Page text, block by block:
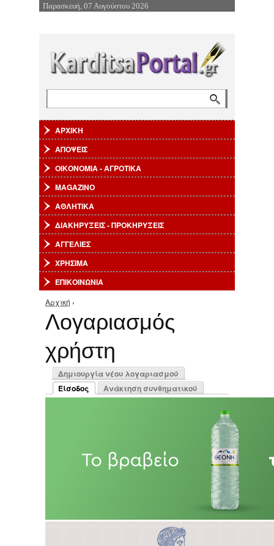
Επιστροφή στην Πλοήγηση
Παρασκευή, 07 Αυγούστου 2026
ΑΡΧΙΚΗ
ΑΠΟΨΕΙΣ
ΟΙΚΟΝΟΜΙΑ - ΑΓΡΟΤΙΚΑ
MAGAZINO
ΑΘΛΗΤΙΚΑ
ΔΙΑΚΗΡΥΞΕΙΣ - ΠΡΟΚΗΡΥΞΕΙΣ
ΑΓΓΕΛΙΕΣ
ΧΡΗΣΙΜΑ
ΕΠΙΚΟΙΝΩΝΙΑ
Είστε εδώ
Αρχική ›
Λογαριασμός
χρήστη
Πρωτεύουσες καρτέλες
Δημιουργία νέου λογαριασμού
Είσοδος
(ενεργή καρτέλα)
Ανάκτηση συνθηματικού